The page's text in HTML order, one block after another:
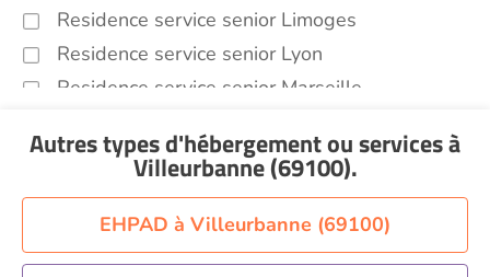
Residence service senior Limoges
Residence service senior Lyon
Residence service senior Marseille
Residence service senior Montélimar
Residence service senior Nîmes
Residence service senior Orléans
Autres types d'hébergement ou servicesà
Villeurbanne (69100).
EHPAD à Villeurbanne (69100)